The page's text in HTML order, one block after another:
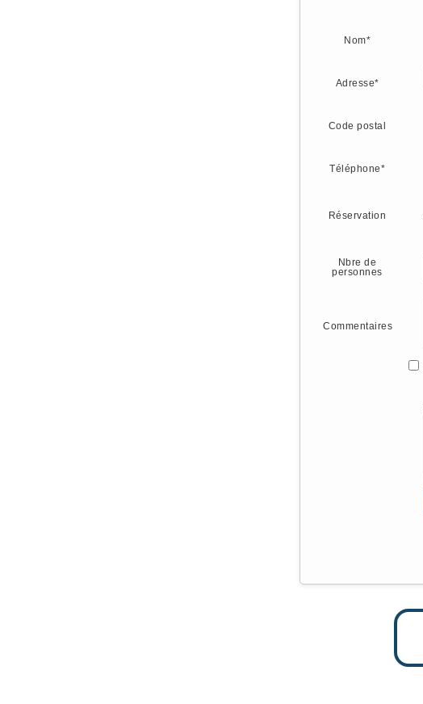
Nom*
Adresse*
Code postal
Téléphone*
Réservation
Nbre de
personnes
Commentaires